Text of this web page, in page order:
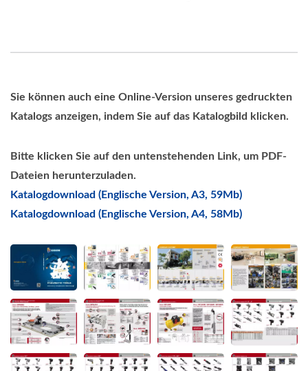
Sie können auch eine Online-Version unseres gedruckten
Katalogs anzeigen, indem Sie auf das Katalogbild klicken.
Bitte klicken Sie auf den untenstehenden Link, um PDF-
Dateien herunterzuladen.
Katalogdownload (Englische Version, A3, 59Mb)
Katalogdownload (Englische Version, A4, 58Mb)